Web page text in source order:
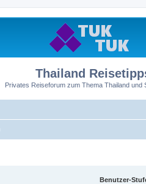
Thailand
Privates Reiseforum zum Thema Thailand und
Benutzer-